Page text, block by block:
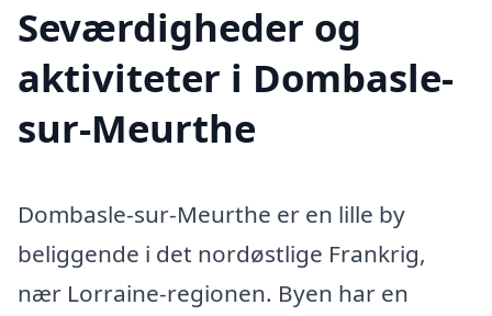
Seværdigheder og
aktiviteter i Dombasle-
sur-Meurthe
Dombasle-sur-Meurthe er en lille by
beliggende i det nordøstlige Frankrig,
nær Lorraine-regionen. Byen har en